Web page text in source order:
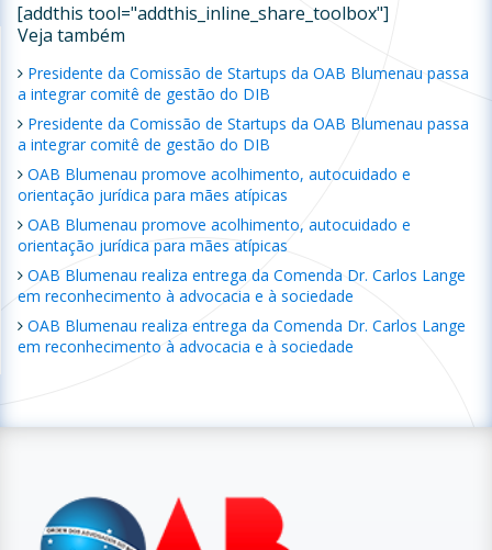
[addthis tool="addthis_inline_share_toolbox"]
Veja também
Presidente da Comissão de Startups da OAB Blumenau passa
a integrar comitê de gestão do DIB
Presidente da Comissão de Startups da OAB Blumenau passa
a integrar comitê de gestão do DIB
OAB Blumenau promove acolhimento, autocuidado e
orientação jurídica para mães atípicas
OAB Blumenau promove acolhimento, autocuidado e
orientação jurídica para mães atípicas
OAB Blumenau realiza entrega da Comenda Dr. Carlos Lange
em reconhecimento à advocacia e à sociedade
OAB Blumenau realiza entrega da Comenda Dr. Carlos Lange
em reconhecimento à advocacia e à sociedade